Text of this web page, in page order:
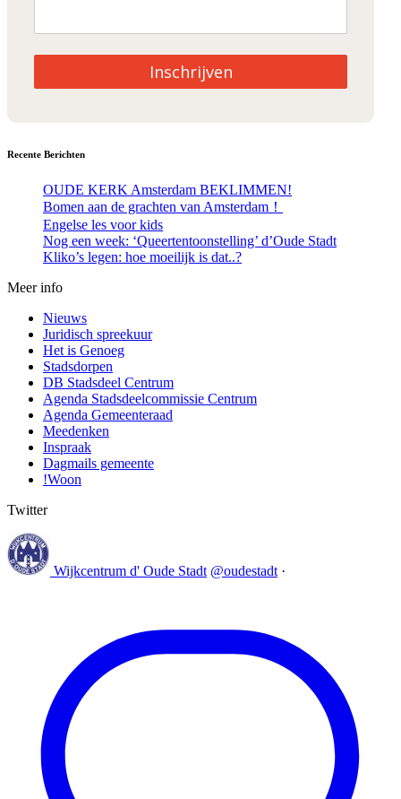
Inschrijven
Recente Berichten
OUDE KERK Amsterdam BEKLIMMEN!
Bomen aan de grachten van Amsterdam！
Engelse les voor kids
Nog een week: ‘Queertentoonstelling’ d’Oude Stadt
Kliko’s legen: hoe moeilijk is dat..?
Meer info
Nieuws
Juridisch spreekuur
Het is Genoeg
Stadsdorpen
DB Stadsdeel Centrum
Agenda Stadsdeelcommissie Centrum
Agenda Gemeenteraad
Meedenken
Inspraak
Dagmails gemeente
!Woon
Twitter
Wijkcentrum d' Oude Stadt @oudestadt ·